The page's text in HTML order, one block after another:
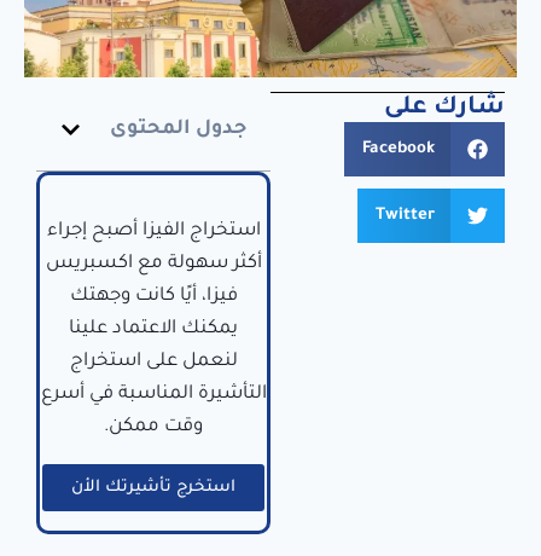
شارك على
Facebook
Twitter
جدول المحتوى
استخراج الفيزا أصبح إجراء
أكثر سهولة مع اكسبريس
فيزا، أيًا كانت وجهتك
يمكنك الاعتماد علينا
لنعمل على استخراج
التأشيرة المناسبة في أسرع
وقت ممكن.
استخرج تأشيرتك الأن